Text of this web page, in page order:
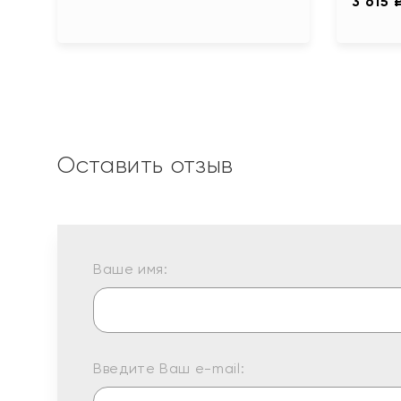
Оставить отзыв
Ваше имя:
Введите Ваш e-mail: